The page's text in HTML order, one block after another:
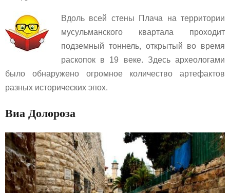
Вдоль всей стены Плача на территории
мусульманского квартала проходит
подземный тоннель, открытый во время
раскопок в 19 веке. Здесь археологами
было обнаружено огромное количество артефактов
разных исторических эпох.
Виа Долороза